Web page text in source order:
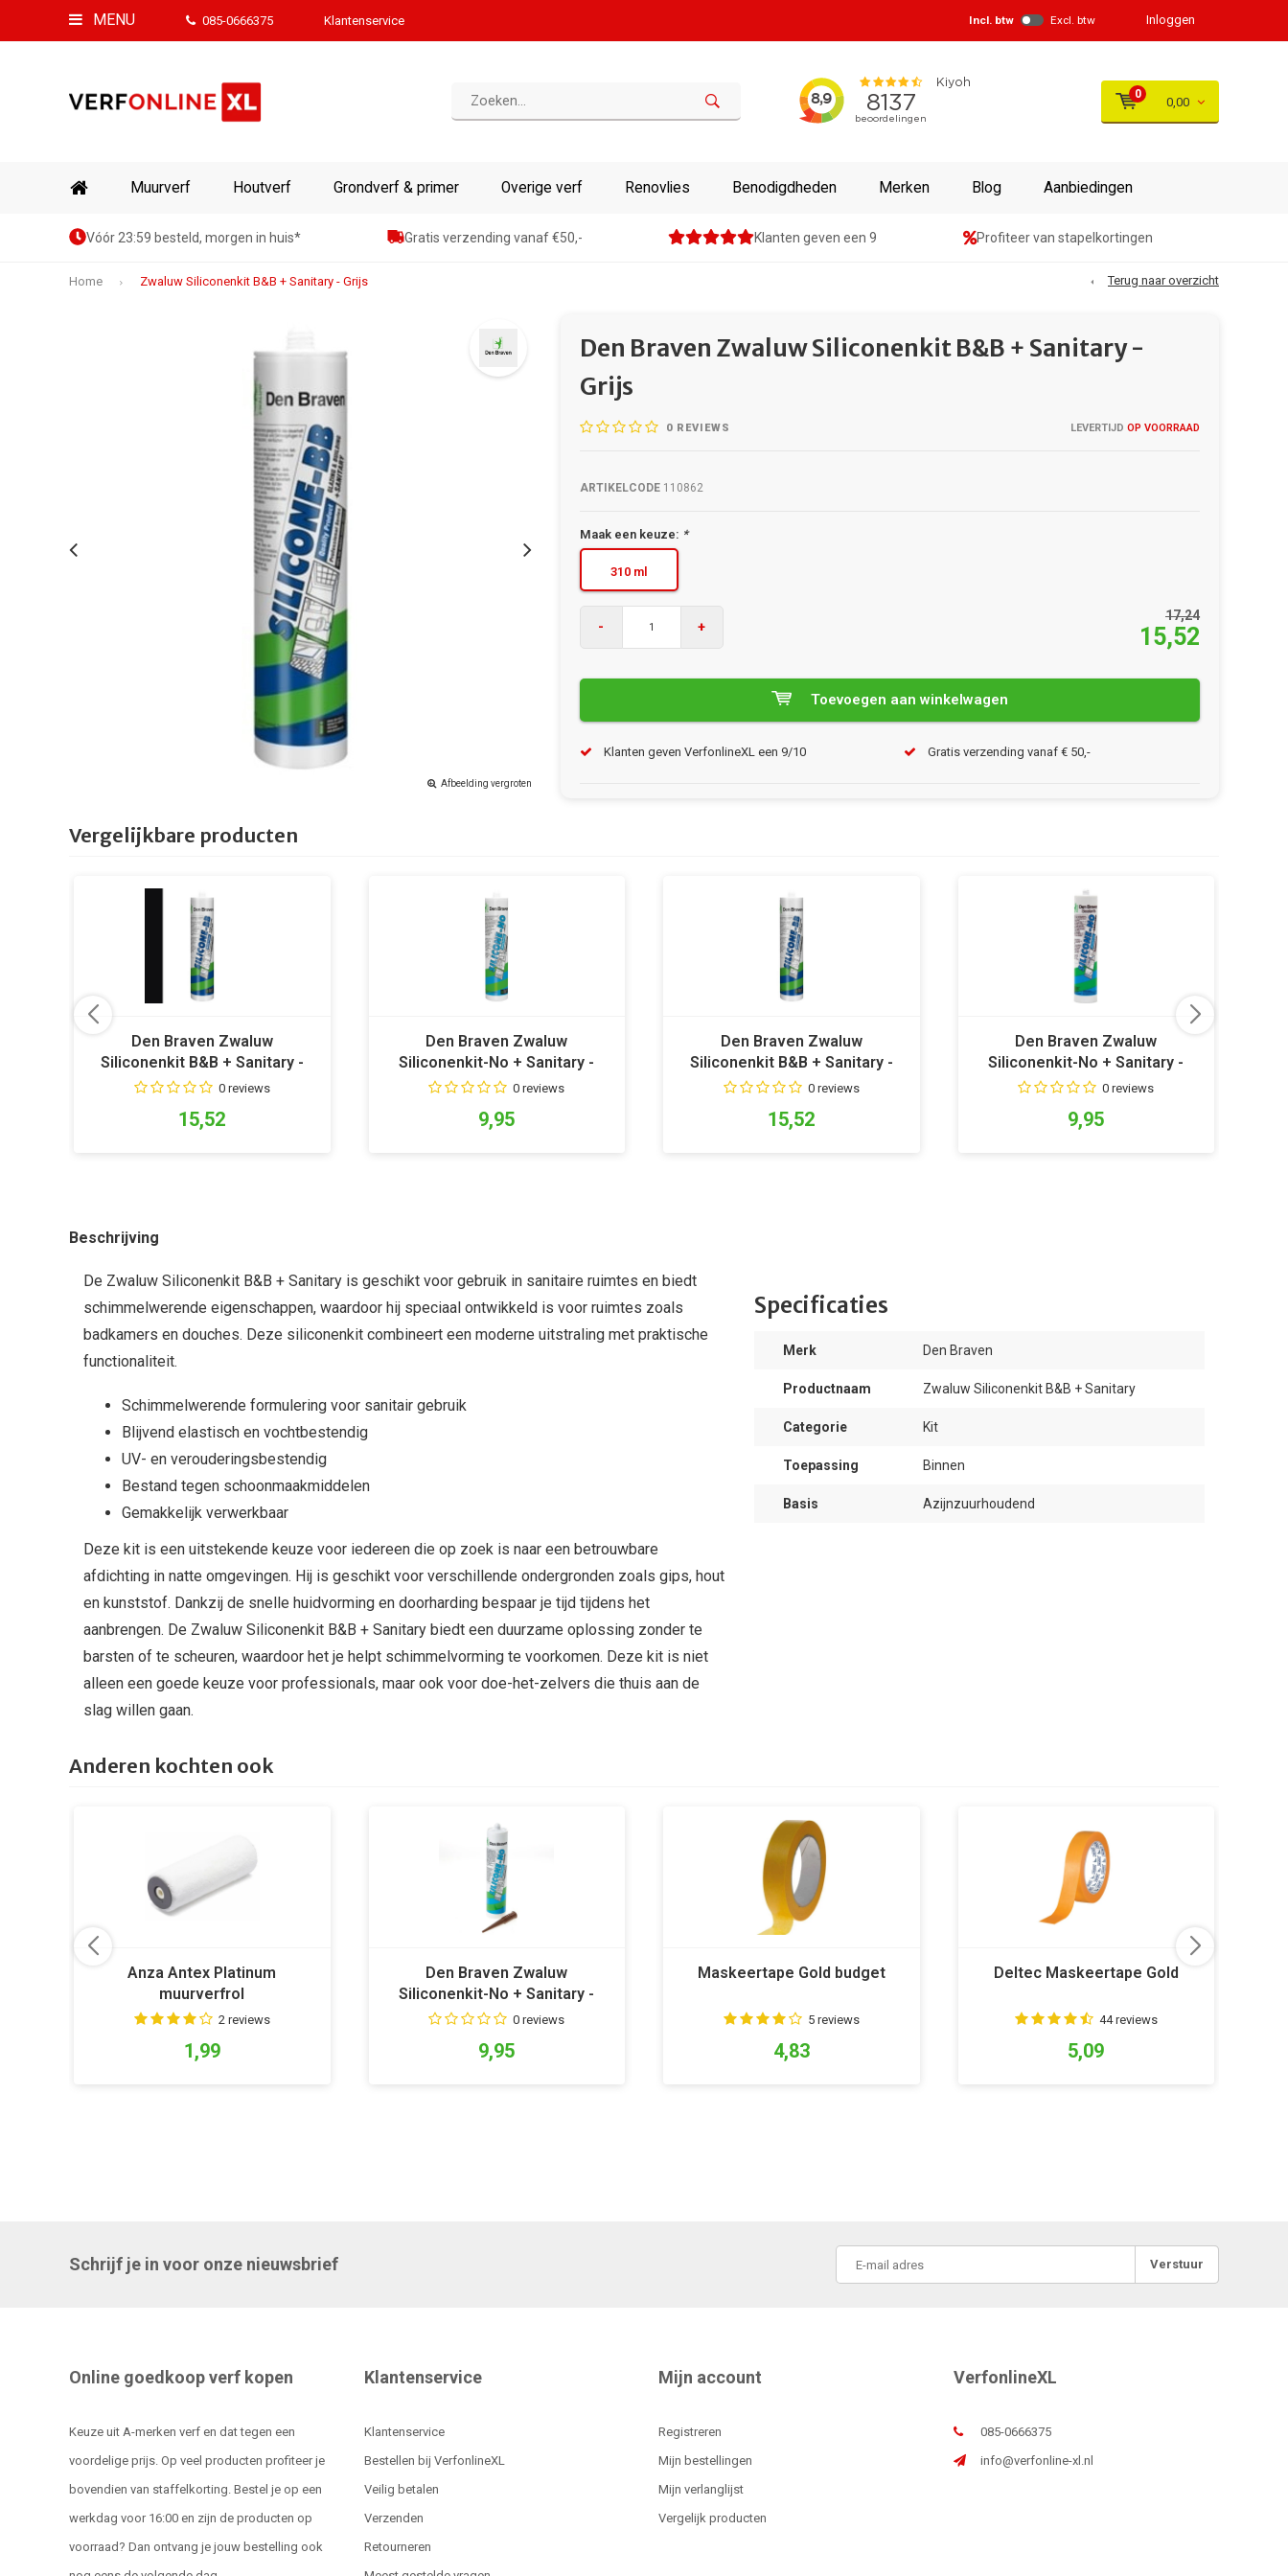
MENU 085-0666375 Klantenservice Incl. btw Excl. btw Inloggen
0
0,00
Muurverf Houtverf Grondverf & primer Overige verf Renovlies Benodigdheden Merken Blog Aanbiedingen
Vóór 23:59 besteld, morgen in huis* Gratis verzending vanaf €50,- Klanten geven een 9 Profiteer van stapelkortingen
Home Zwaluw Siliconenkit B&B + Sanitary - Grijs Terug naar overzicht
Afbeelding vergroten
Den Braven Zwaluw Siliconenkit B&B + Sanitary -
Grijs
0REVIEWS LEVERTIJD OP VOORRAAD
ARTIKELCODE110862
Maak een keuze: *
310 ml
- +
17,24
15,52
Toevoegen aan winkelwagen
Klanten geven VerfonlineXL een 9/10 Gratis verzending vanaf € 50,-
Vergelijkbare producten
Den Braven Zwaluw
Siliconenkit B&B + Sanitary -
Zwart0 reviews
15,52
Den Braven Zwaluw
Siliconenkit-No + Sanitary -
Grijs0 reviews
9,95
Den Braven Zwaluw
Siliconenkit B&B + Sanitary -
Wit 0 reviews
15,52
Den Braven Zwaluw
Siliconenkit-No + Sanitary -
Manhattan Grijs
0 reviews
9,95
Beschrijving
De Zwaluw Siliconenkit B&B + Sanitary is geschikt voor gebruik in sanitaire ruimtes en biedt
schimmelwerende eigenschappen, waardoor hij speciaal ontwikkeld is voor ruimtes zoals
badkamers en douches. Deze siliconenkit combineert een moderne uitstraling met praktische
functionaliteit.
Schimmelwerende formulering voor sanitair gebruik
Blijvend elastisch en vochtbestendig
UV- en verouderingsbestendig
Bestand tegen schoonmaakmiddelen
Gemakkelijk verwerkbaar
Deze kit is een uitstekende keuze voor iedereen die op zoek is naar een betrouwbare
afdichting in natte omgevingen. Hij is geschikt voor verschillende ondergronden zoals gips, hout
en kunststof. Dankzij de snelle huidvorming en doorharding bespaar je tijd tijdens het
aanbrengen. De Zwaluw Siliconenkit B&B + Sanitary biedt een duurzame oplossing zonder te
barsten of te scheuren, waardoor het je helpt schimmelvorming te voorkomen. Deze kit is niet
alleen een goede keuze voor professionals, maar ook voor doe-het-zelvers die thuis aan de
slag willen gaan.
Specificaties
Merk Den Braven
Productnaam Zwaluw Siliconenkit B&B + Sanitary
Categorie Kit
Toepassing Binnen
Basis Azijnzuurhoudend
Anderen kochten ook
Anza Antex Platinum
muurverfrol
2 reviews
1,99
Den Braven Zwaluw
Siliconenkit-No + Sanitary -
Bruin0 reviews
9,95
Maskeertape Gold budget
5 reviews
4,83
Deltec Maskeertape Gold
44 reviews
5,09
Schrijf je in voor onze nieuwsbrief Verstuur
Online goedkoop verf kopen
Keuze uit A-merken verf en dat tegen een
voordelige prijs. Op veel producten profiteer je
bovendien van staffelkorting. Bestel je op een
werkdag voor 16:00 en zijn de producten op
voorraad? Dan ontvang je jouw bestelling ook
Klantenservice
Klantenservice
Bestellen bij VerfonlineXL
Veilig betalen
Verzenden
Retourneren
Mijn account
Registreren
Mijn bestellingen
Mijn verlanglijst
Vergelijk producten
VerfonlineXL
085-0666375
info@verfonline-xl.nl